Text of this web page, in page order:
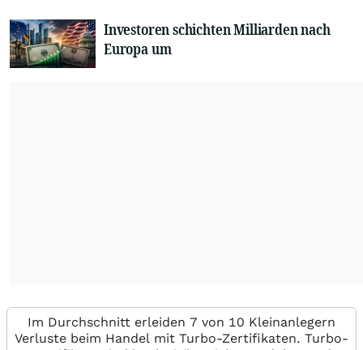
Investoren schichten Milliarden nach
Europa um
Im Durchschnitt erleiden 7 von 10 Kleinanlegern
Verluste beim Handel mit Turbo-Zertifikaten. Turbo-